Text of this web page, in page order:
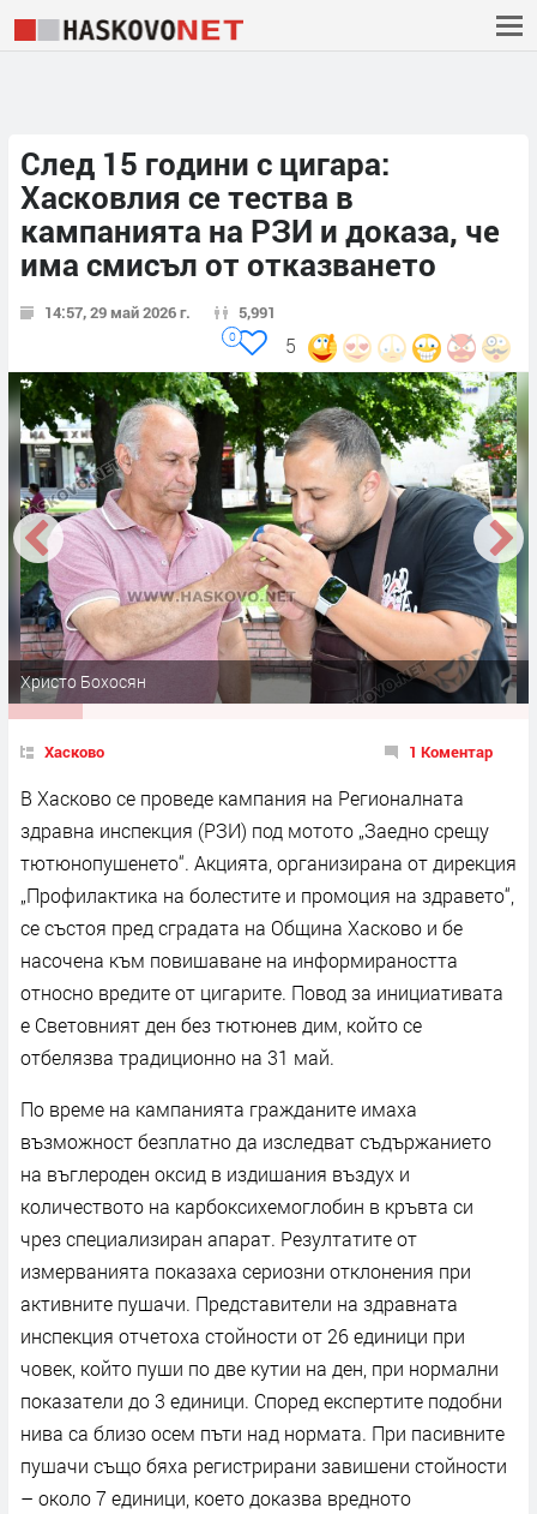
След 15 години с цигара:
Хасковлия се тества в
кампанията на РЗИ и доказа, че
има смисъл от отказването
14:57, 29 май 2026 г. 5,991
5
0
Христо Бохосян
Хасково 1 Коментар
В Хасково се проведе кампания на Регионалната
здравна инспекция (РЗИ) под мотото „Заедно срещу
тютюнопушенето“. Акцията, организирана от дирекция
„Профилактика на болестите и промоция на здравето“,
се състоя пред сградата на Община Хасково и бе
насочена към повишаване на информираността
относно вредите от цигарите. Повод за инициативата
е Световният ден без тютюнев дим, който се
отбелязва традиционно на 31 май.
По време на кампанията гражданите имаха
възможност безплатно да изследват съдържанието
на въглероден оксид в издишания въздух и
количеството на карбоксихемоглобин в кръвта си
чрез специализиран апарат. Резултатите от
измерванията показаха сериозни отклонения при
активните пушачи. Представители на здравната
инспекция отчетоха стойности от 26 единици при
човек, който пуши по две кутии на ден, при нормални
показатели до 3 единици. Според експертите подобни
нива са близо осем пъти над нормата. При пасивните
пушачи също бяха регистрирани завишени стойности
– около 7 единици, което доказва вредното